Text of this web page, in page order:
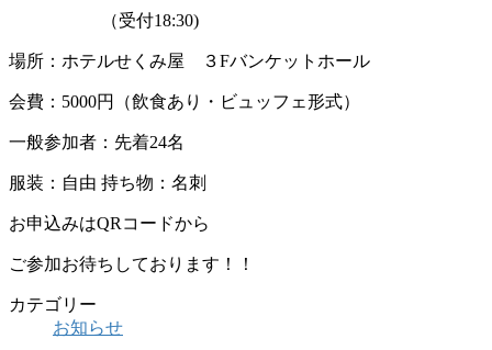
（受付18:30)
場所：ホテルせくみ屋 ３Fバンケットホール
会費：5000円（飲食あり・ビュッフェ形式）
一般参加者：先着24名
服装：自由 持ち物：名刺
お申込みはQRコードから
ご参加お待ちしております！！
カテゴリー
お知らせ